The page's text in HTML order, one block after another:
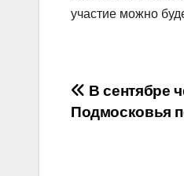
участие можно
по
В сентябре
Подмосковья